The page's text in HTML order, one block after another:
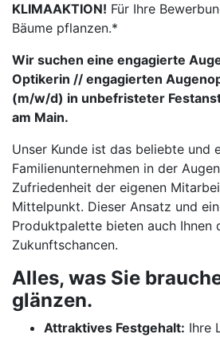
KLIMAAKTION! Für Ihre
Bäume pflanzen.*
Wir suchen eine engagierte
Optikerin // engagierten
(m/w/d) in unbefristeter
am Main.
Unser Kunde ist das beliebte und
Familienunternehmen in der
Zufriedenheit der eigenen
Mittelpunkt. Dieser Ansatz und
Produktpalette bieten auch Ihnen
Zukunftschancen.
Alles, was Sie
glänzen.
Attraktives Festgehalt: Ihre